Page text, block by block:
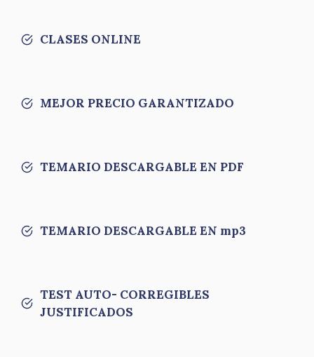
CLASES ONLINE
MEJOR PRECIO GARANTIZADO
TEMARIO DESCARGABLE EN PDF
TEMARIO DESCARGABLE EN mp3
TEST AUTO- CORREGIBLES
JUSTIFICADOS